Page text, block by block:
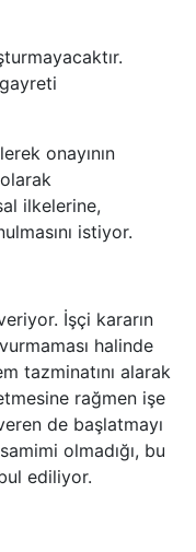
onayının
ilkelerine,
istiyor.
İşçi kararın
halinde
tazminatını alarak
rağmen işe
de başlatmayı
olmadığı, bu
ediliyor.